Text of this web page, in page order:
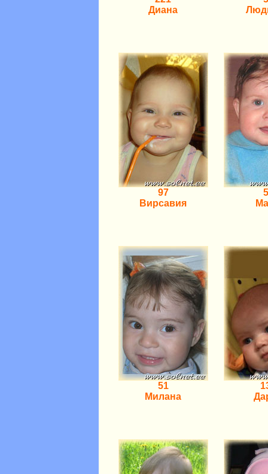
Диана
97
Вирсавия
51
Милана